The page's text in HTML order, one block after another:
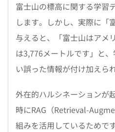
富士山の標高に関する学習
します。しかし、実際に「
与えると、「富士山はアメ
は3,776メートルです」と
い誤った情報が付け加えら
外在的ハルシネーションが
時にRAG（Retrieval-
組みを活用しているためで